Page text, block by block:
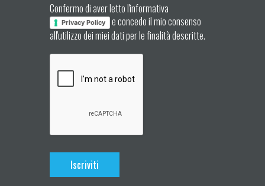
Confermo di aver letto l'informativa
Privacy Policy
e concedo il mio consenso
all'utilizzo dei miei dati per le finalità descritte.